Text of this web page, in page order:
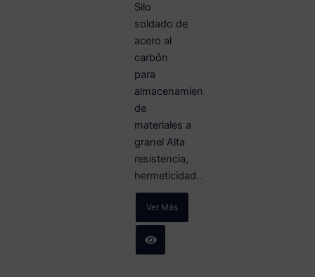
Silo
soldado de
acero al
carbón
para
almacenamiento
de
materiales a
granel Alta
resistencia,
hermeticidad...
Ver Más